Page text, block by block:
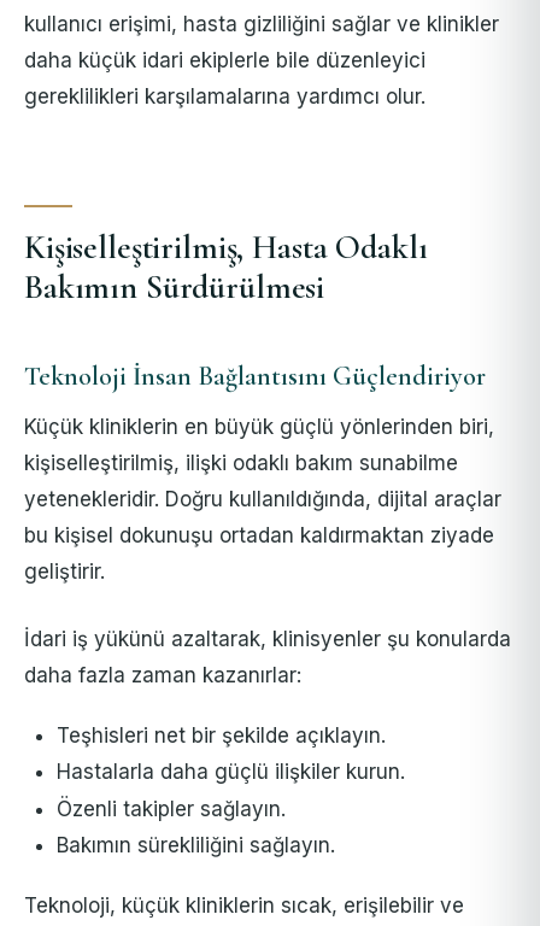
kullanıcı erişimi, hasta gizliliğini sağlar ve klinikler
daha küçük idari ekiplerle bile düzenleyici
gereklilikleri karşılamalarına yardımcı olur.
Kişiselleştirilmiş, Hasta Odaklı
Bakımın Sürdürülmesi
Teknoloji İnsan Bağlantısını Güçlendiriyor
Küçük kliniklerin en büyük güçlü yönlerinden biri,
kişiselleştirilmiş, ilişki odaklı bakım sunabilme
yetenekleridir. Doğru kullanıldığında, dijital araçlar
bu kişisel dokunuşu ortadan kaldırmaktan ziyade
geliştirir.
İdari iş yükünü azaltarak, klinisyenler şu konularda
daha fazla zaman kazanırlar:
Teşhisleri net bir şekilde açıklayın.
Hastalarla daha güçlü ilişkiler kurun.
Özenli takipler sağlayın.
Bakımın sürekliliğini sağlayın.
Teknoloji, küçük kliniklerin sıcak, erişilebilir ve